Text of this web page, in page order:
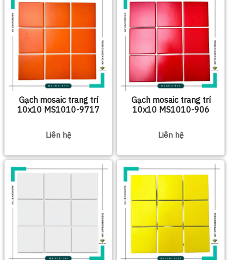
Gạch mosaic trang trí
10x10 MS1010-9717
Liên hệ
Gạch mosaic trang trí
10x10 MS1010-906
Liên hệ